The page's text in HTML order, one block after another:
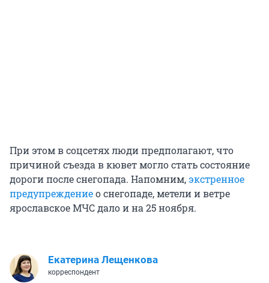
При этом в соцсетях люди предполагают, что
причиной съезда в кювет могло стать состояние
дороги после снегопада. Напомним,экстренное
предупреждениео снегопаде, метели и ветре
ярославское МЧС дало и на 25 ноября.
Екатерина Лещенкова
корреспондент